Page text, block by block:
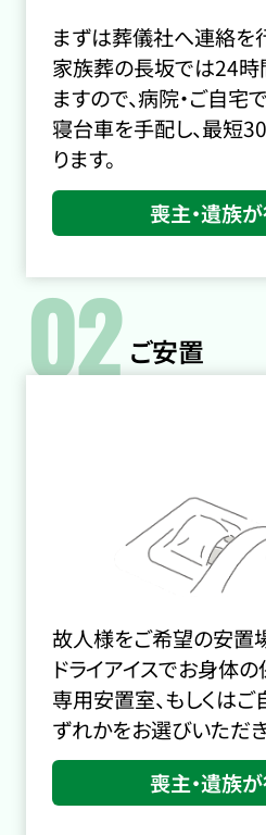
まずは葬儀社へ連絡を
家族葬の長坂では24
ますので、病院・ご自宅
寝台車を手配し、最短
ります。
喪主・遺族
02 ご安置
故人様をご希望の安置
ドライアイスでお身体の
専用安置室、もしくは
ずれかをお選びいただき
喪主・遺族